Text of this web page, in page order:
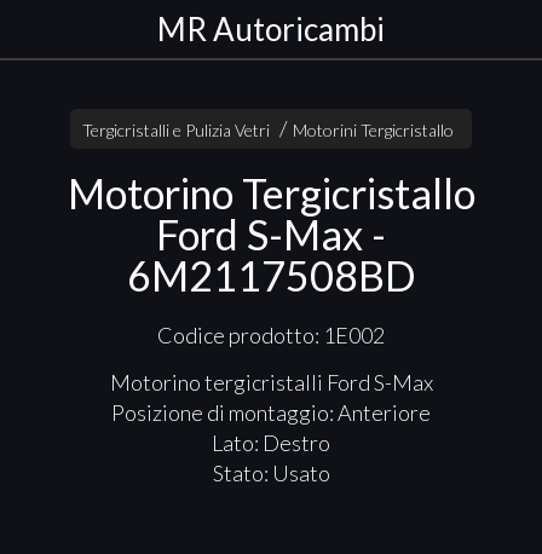
MR Autoricambi
Tergicristalli e Pulizia Vetri Motorini Tergicristallo
Motorino Tergicristallo
Ford S-Max -
6M2117508BD
Codice prodotto: 1E002
Motorino tergicristalli Ford S-Max
Posizione di montaggio: Anteriore
Lato: Destro
Stato: Usato